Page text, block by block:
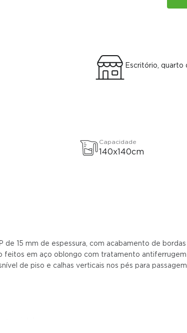
Escritório, quarto
Capacidade
140x140cm
15 mm de espessura, com acabamento de
feitos em aço oblongo com tratamento
de piso e calhas verticais nos pés para